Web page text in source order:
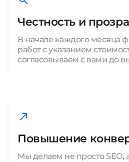
Честность и
В начале каждого месяца
работ с указанием
согласовываем с вами до
Повышение
Мы делаем не просто SEO,